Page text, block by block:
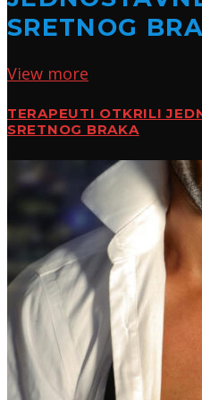
SRETNOG
View more
TERAPEUTI OTKRILI
SRETNOG BRAKA